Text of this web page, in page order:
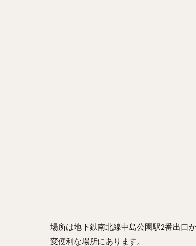
場所は地下鉄南北線中島公園駅2番出口
変便利な場所にあります。